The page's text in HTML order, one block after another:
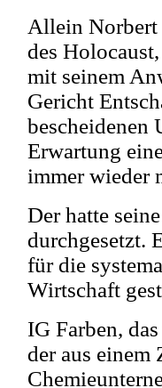
Allein Norbert
des
mit seinem
Gericht
bescheidenen
Erwartung
immer wieder
Der hatte
durchgesetzt.
für die
Wirtschaft
IG Farben,
der aus einem